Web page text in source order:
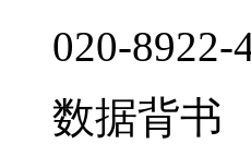
020-8922-
数据背书